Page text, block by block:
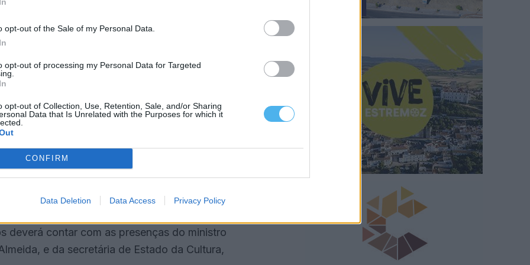
opt-out of the Sale of my Personal Data.
opt-out of processing my Personal Data for Targeted
opt-out of Collection, Use, Retention, Sale, and/or Sharing
Data that Is Unrelated with the Purposes for which it
CONFIRM
Data Deletion Data Access Privacy Policy
anterior programa operacional Portugal 2020,
Alentejo também contribuído com 311.500
restauro do património móvel e imóvel, a
requalificação paisagística da Alameda dos
elementos artísticos, como o baldaquino,
digitais, roteiros e equipamentos
deverá contar com as presenças do ministro
e da secretária de Estado da Cultura,